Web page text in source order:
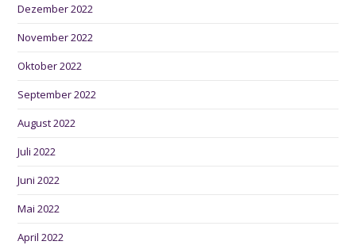
Dezember 2022
November 2022
Oktober 2022
September 2022
August 2022
Juli 2022
Juni 2022
Mai 2022
April 2022